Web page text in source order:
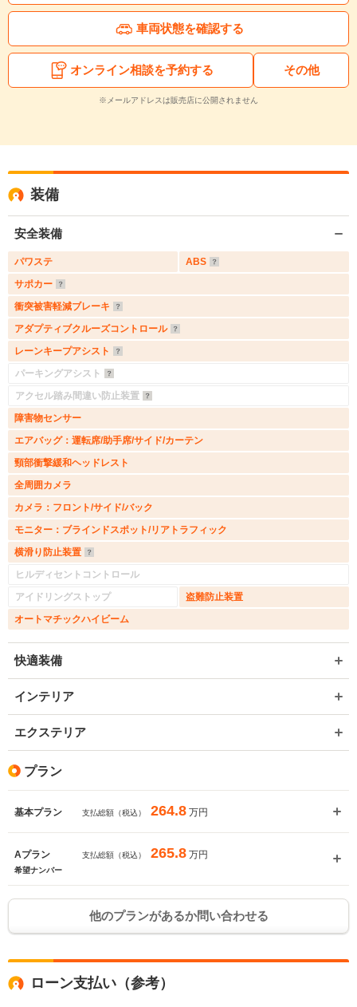
車両状態を確認する
オンライン相談を予約する その他
※メールアドレスは販売店に公開されません
装備
安全装備
パワステ
ABS
サポカー
衝突被害軽減ブレーキ
アダプティブクルーズコントロール
レーンキープアシスト
パーキングアシスト
アクセル踏み間違い防止装置
障害物センサー
エアバッグ：運転席/助手席/サイド/カーテン
頸部衝撃緩和ヘッドレスト
全周囲カメラ
カメラ：フロント/サイド/バック
モニター：ブラインドスポット/リアトラフィック
横滑り防止装置
ヒルディセントコントロール
アイドリングストップ
盗難防止装置
オートマチックハイビーム
快適装備
インテリア
エクステリア
プラン
基本プラン 支払総額（税込） 264.8 万円
Aプラン 支払総額（税込） 265.8 万円
希望ナンバー
他のプランがあるか問い合わせる
ローン支払い（参考）